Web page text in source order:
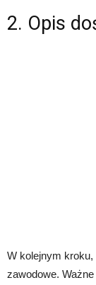
2. Opis
W kolejnym kroku,
zawodowe.